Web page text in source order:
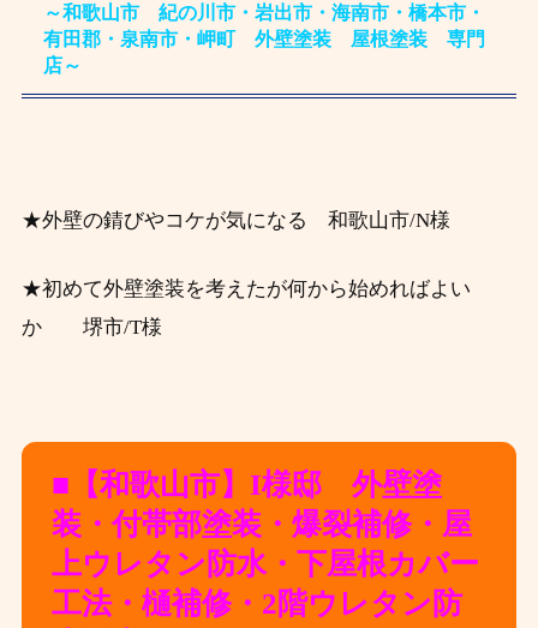
～和歌山市 紀の川市・岩出市・海南市・橋本市・
有田郡・泉南市・岬町 外壁塗装 屋根塗装 専門
店～
★外壁の錆びやコケが気になる 和歌山市/N様
★初めて外壁塗装を考えたが何から始めればよい
か 堺市/T様
■【和歌山市】I様邸 外壁塗
装・付帯部塗装・爆裂補修・屋
上ウレタン防水・下屋根カバー
工法・樋補修・2階ウレタン防